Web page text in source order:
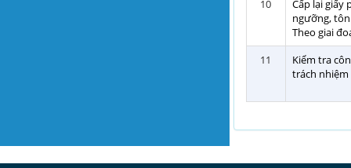
10
Cấp lại
ngưỡng,
Theo giai
11
Kiểm tra
trách nhiệm